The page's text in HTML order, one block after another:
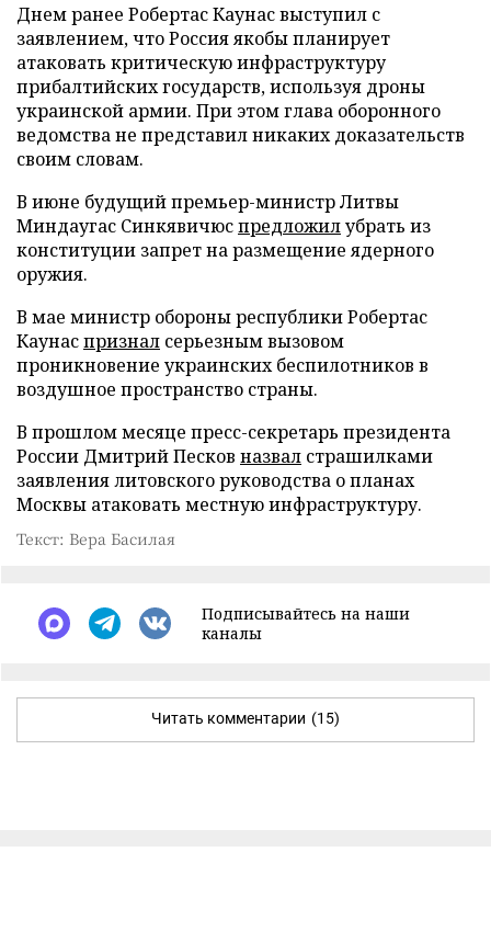
Днем ранее Робертас Каунас выступил с
заявлением, что Россия якобы планирует
атаковать критическую инфраструктуру
прибалтийских государств, используя дроны
украинской армии. При этом глава оборонного
ведомства не представил никаких доказательств
своим словам.
В июне будущий премьер-министр Литвы
Миндаугас Синкявичюспредложилубрать из
конституции запрет на размещение ядерного
оружия.
В мае министр обороны республики Робертас
Каунаспризнал серьезным вызовом
проникновение украинских беспилотников в
воздушное пространство страны.
В прошлом месяце пресс-секретарь президента
России Дмитрий Песков назвал страшилками
заявления литовского руководства о планах
Москвы атаковать местную инфраструктуру.
Текст: Вера Басилая
Подписывайтесь на наши
каналы
Читать комментарии (15)